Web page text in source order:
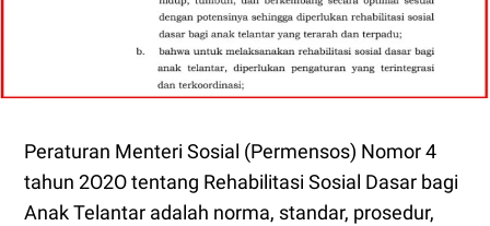
Peraturan Menteri Sosial (Permensos) Nomor 4
tahun 2O2O tentang Rehabilitasi Sosial Dasar bagi
Anak Telantar adalah norma, standar, prosedur,